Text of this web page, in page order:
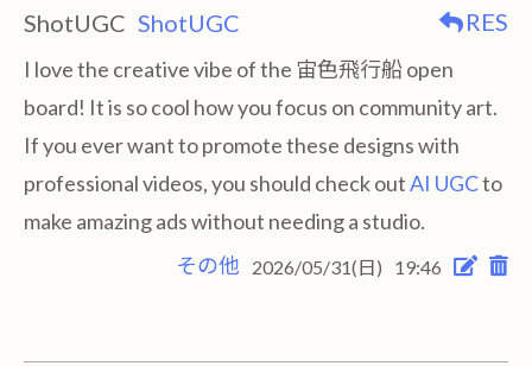
ShotUGC ShotUGC RES
I love the creative vibe of the 宙色飛行船 open
board! It is so cool how you focus on community art.
If you ever want to promote these designs with
professional videos, you should check outAI UGCto
make amazing ads without needing a studio.
その他
2026/05/31(日) 19:46